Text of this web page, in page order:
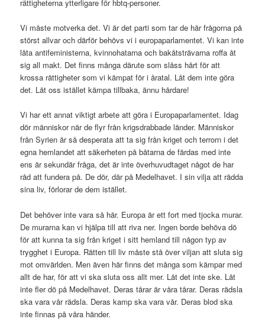
rättigheterna ytterligare för hbtq-personer.
Vi måste motverka det. Vi är det parti som tar de här frågorna på
störst allvar och därför behövs vi i europaparlamentet. Vi kan inte
låta antifeministerna, kvinnohatarna och bakåtsträvarna roffa åt
sig all makt. Det finns många därute som slåss hårt för att
krossa rättigheter som vi kämpat för i åratal. Låt dem inte göra
det. Låt oss istället kämpa tillbaka, ännu hårdare!
Vi har ett annat viktigt arbete att göra i Europaparlamentet. Idag
dör människor när de flyr från krigsdrabbade länder. Människor
från Syrien är så desperata att ta sig från kriget och terrorn i det
egna hemlandet att säkerheten på båtarna de färdas med inte
ens är sekundär fråga, det är inte överhuvudtaget något de har
råd att fundera på. De dör, där på Medelhavet. I sin vilja att rädda
sina liv, förlorar de dem istället.
Det behöver inte vara så här. Europa är ett fort med tjocka murar.
De murarna kan vi hjälpa till att riva ner. Ingen borde behöva dö
för att kunna ta sig från kriget i sitt hemland till någon typ av
trygghet i Europa. Rätten till liv måste stå över viljan att sluta sig
mot omvärlden. Men även här finns det många som kämpar med
allt de har, för att vi ska sluta oss allt mer. Låt det inte ske. Låt
inte fler dö på Medelhavet. Deras tårar är våra tårar. Deras rädsla
ska vara vår rädsla. Deras kamp ska vara vår. Deras blod ska
inte finnas på våra händer.